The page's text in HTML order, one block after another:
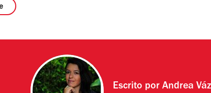
Escrito por Andrea